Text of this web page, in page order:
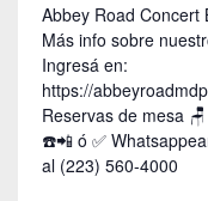
Abbey Road
Más info sobre
Ingresá en:
https://
Reservas de mesa
☎️📲 ó ✅️
al (223) 560-4000